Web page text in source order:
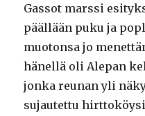
Gassot marssi
päällään puku ja
muotonsa jo
hänellä oli Alepan
jonka reunan yli
sujautettu